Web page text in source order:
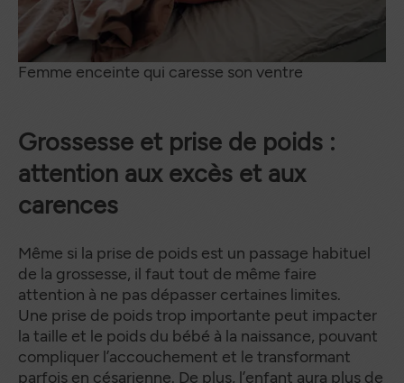
Femme enceinte qui caresse son ventre
Grossesse et prise de poids :
attention aux excès et aux
carences
Même si la prise de poids est un passage habituel
de la grossesse, il faut tout de même faire
attention à ne pas dépasser certaines limites.
Une prise de poids trop importante peut impacter
la taille et le poids du bébé à la naissance, pouvant
compliquer l’accouchement et le transformant
parfois en césarienne. De plus, l’enfant aura plus de